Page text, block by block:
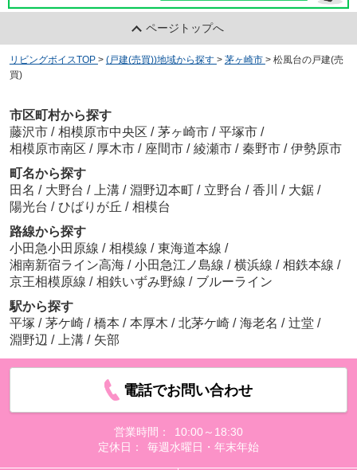
ページトップへ
リビングボイスTOP > (戸建(売買))地域から探す > 茅ヶ崎市 > 松風台の戸建(売
買)
市区町村から探す
藤沢市 / 相模原市中央区 / 茅ヶ崎市 / 平塚市 /
相模原市南区 / 厚木市 / 座間市 / 綾瀬市 / 秦野市 / 伊勢原市
町名から探す
田名 / 大野台 / 上溝 / 淵野辺本町 / 立野台 / 香川 / 大鋸 /
陽光台 / ひばりが丘 / 相模台
路線から探す
小田急小田原線 / 相模線 / 東海道本線 /
湘南新宿ライン高海 / 小田急江ノ島線 / 横浜線 / 相鉄本線 /
京王相模原線 / 相鉄いずみ野線 / ブルーライン
駅から探す
平塚 / 茅ケ崎 / 橋本 / 本厚木 / 北茅ケ崎 / 海老名 / 辻堂 /
淵野辺 / 上溝 / 矢部
電話でお問い合わせ
営業時間：
10:00～18:30
定休日：
毎週水曜日・年末年始